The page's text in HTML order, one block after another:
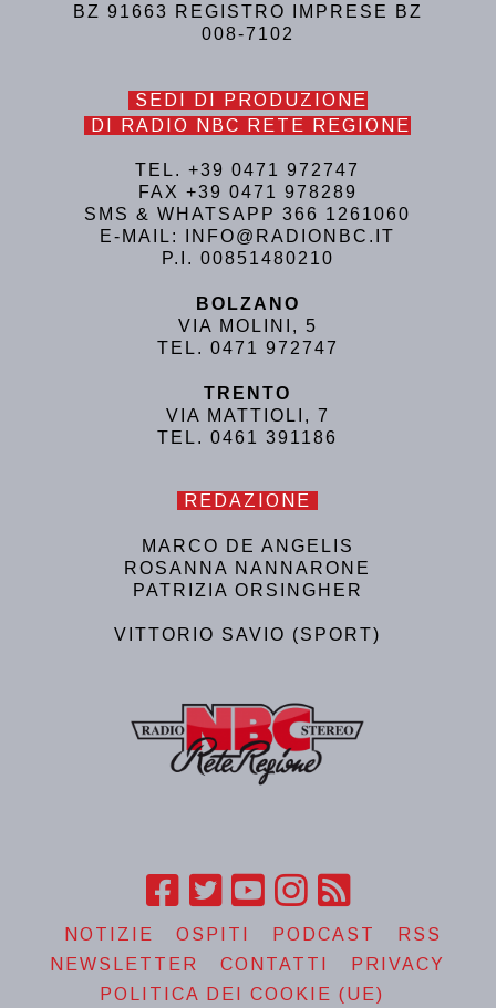
BZ 91663 REGISTRO IMPRESE BZ
008-7102
SEDI DI PRODUZIONE
DI RADIO NBC RETE REGIONE
TEL. +39 0471 972747
FAX +39 0471 978289
SMS & WHATSAPP 366 1261060
E-MAIL: INFO@RADIONBC.IT
P.I. 00851480210
BOLZANO
VIA MOLINI, 5
TEL. 0471 972747
TRENTO
VIA MATTIOLI, 7
TEL. 0461 391186
REDAZIONE
MARCO DE ANGELIS
ROSANNA NANNARONE
PATRIZIA ORSINGHER
VITTORIO SAVIO (SPORT)
NOTIZIE OSPITI PODCAST
RSS
NEWSLETTER
CONTATTI
PRIVACY
POLITICA DEI COOKIE (UE)